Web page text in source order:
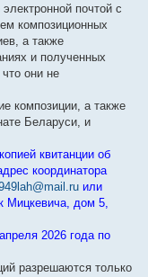
почтой с
композиционных
а также
и полученных
они не
композиции, а также
Беларуси, и
квитанции об
координатора
или
Мицкевича, дом 5,
2026 года по
разрешаются только